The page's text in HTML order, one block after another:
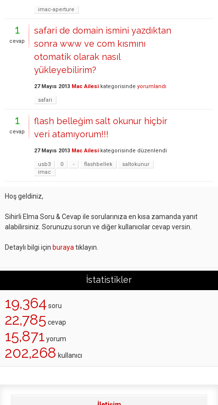
imac-aperture
1
cevap
safari de domain ismini yazdıktan
sonra www ve com kısmını
otomatik olarak nasıl
yükleyebilirim?
27 Mayıs 2013 Mac Ailesi kategorisinde yorumlandı
safari
1
cevap
flash belleğim salt okunur hiçbir
veri atamıyorum!!!
27 Mayıs 2013 Mac Ailesi kategorisinde düzenlendi
usb3 0 - flashbellek
saltokunur
imac
Hoş geldiniz,
Sihirli Elma Soru & Cevap ile sorularınıza en kısa zamanda yanıt
alabilirsiniz. Sorunuzu sorun ve diğer kullanıcılar cevap versin.
Detaylı bilgi için buraya tıklayın.
İstatistikler
19,364 soru
22,785 cevap
15,871 yorum
202,268 kullanıcı